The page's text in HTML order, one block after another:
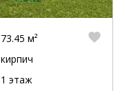
73.45 м²
кирпич
1 этаж